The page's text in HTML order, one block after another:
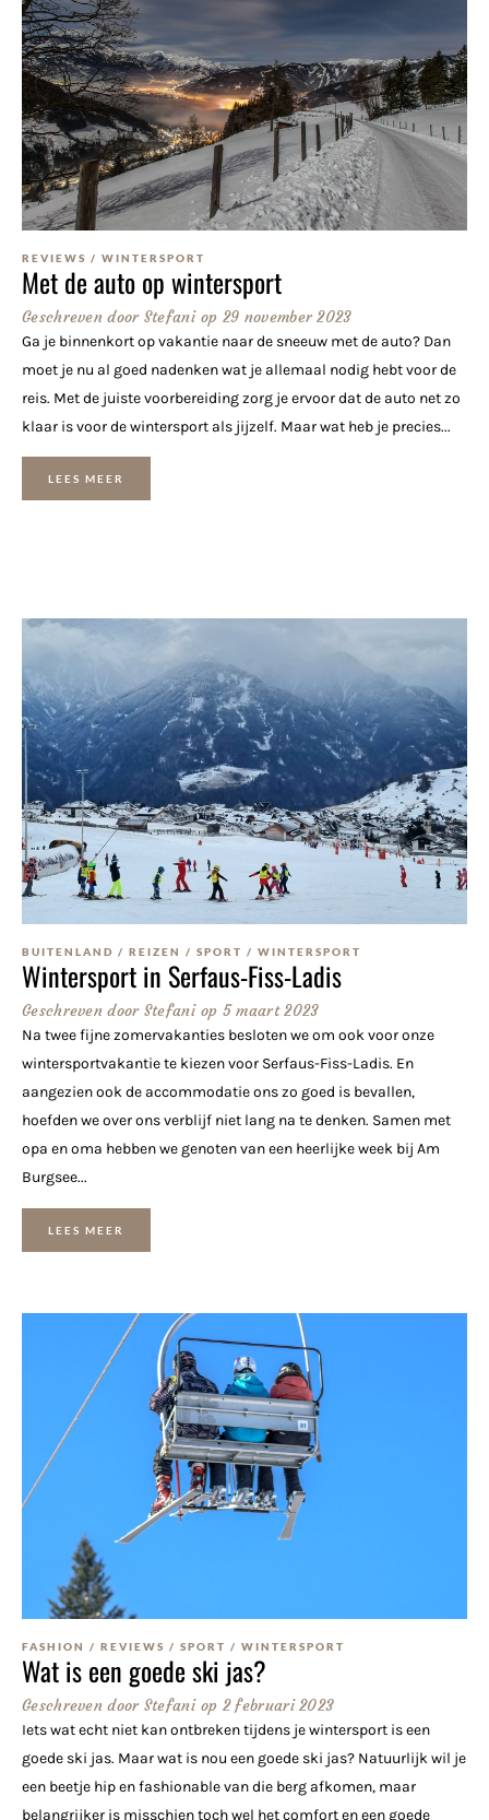
REVIEWS / WINTERSPORT
Met de auto op wintersport
Geschreven doorStefani op 29 november 2023
Ga je binnenkort op vakantie naar de sneeuw met de auto? Dan
moet je nu al goed nadenken wat je allemaal nodig hebt voor de
reis. Met de juiste voorbereiding zorg je ervoor dat de auto net zo
klaar is voor de wintersport als jijzelf. Maar wat heb je precies...
LEES MEER
BUITENLAND / REIZEN / SPORT / WINTERSPORT
Wintersport in Serfaus-Fiss-Ladis
Geschreven doorStefani op 5 maart 2023
Na twee fijne zomervakanties besloten we om ook voor onze
wintersportvakantie te kiezen voor Serfaus-Fiss-Ladis. En
aangezien ook de accommodatie ons zo goed is bevallen,
hoefden we over ons verblijf niet lang na te denken. Samen met
opa en oma hebben we genoten van een heerlijke week bij Am
Burgsee...
LEES MEER
FASHION / REVIEWS / SPORT / WINTERSPORT
Wat is een goede ski jas?
Geschreven doorStefani op 2 februari 2023
Iets wat echt niet kan ontbreken tijdens je wintersport is een
goede ski jas. Maar wat is nou een goede ski jas? Natuurlijk wil je
een beetje hip en fashionable van die berg afkomen, maar
belangrijker is misschien toch wel het comfort en een goede